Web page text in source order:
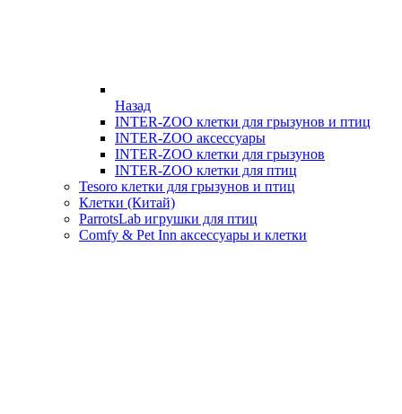
Назад
INTER-ZOO клетки для грызунов и птиц
INTER-ZOO аксессуары
INTER-ZOO клетки для грызунов
INTER-ZOO клетки для птиц
Tesoro клетки для грызунов и птиц
Клетки (Китай)
ParrotsLab игрушки для птиц
Comfy & Pet Inn аксессуары и клетки